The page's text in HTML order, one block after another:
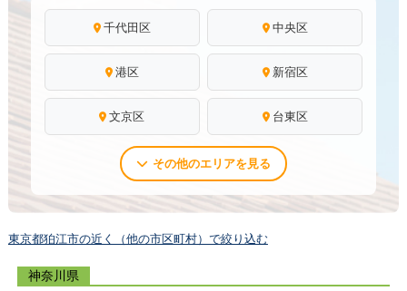
千代田区 中央区
港区 新宿区
文京区 台東区
その他のエリアを見る
東京都狛江市の近く（他の市区町村）で絞り込む
神奈川県